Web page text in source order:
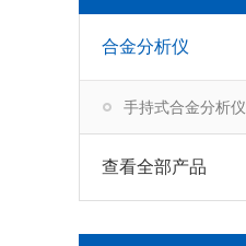
合金分析仪
手持式合金分析仪
查看全部产品